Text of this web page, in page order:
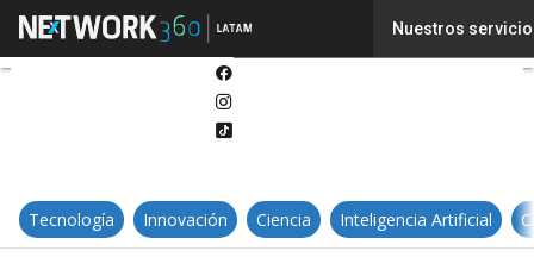
Nuestros
Tecnología Innovación Ciencia Inteligencia Artificial